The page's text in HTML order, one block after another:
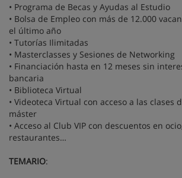
• Programa de Becas y Ayudas al Estudio
• Bolsa de Empleo con más de 12.000
el último año
• Tutorías Ilimitadas
• Masterclasses y Sesiones de Networking
• Financiación hasta en 12 meses sin
bancaria
• Biblioteca Virtual
• Videoteca Virtual con acceso a las clases
máster
• Acceso al Club VIP con descuentos en
restaurantes…
TEMARIO: